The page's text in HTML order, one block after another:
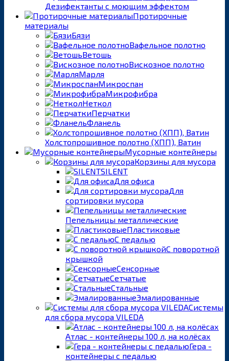
Дезифектанты с моющим эффектом
Протирочные
материалы
Бязи
Вафельное полотно
Ветошь
Вискозное полотно
Марля
Микроспан
Микрофибра
Неткол
Перчатки
Фланель
Холстопрошивное полотно (ХПП), Ватин
Мусорные контейнеры
Корзины для мусора
SILENT
Для офиса
Для
сортировки мусора
Пепельницы металлические
Пластиковые
С педалью
С поворотной
крышкой
Сенсорные
Сетчатые
Стальные
Эмалированные
Системы
для сбора мусора VILEDA
Атлас - контейнеры 100 л, на колёсах
Гера -
контейнеры с педалью